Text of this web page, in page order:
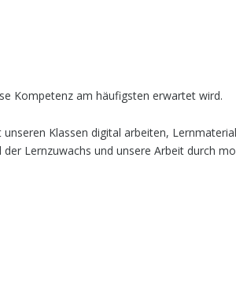
Kompetenz am häufigsten erwartet wird.
Klassen digital arbeiten,
Lernzuwachs und unsere Arbeit durch